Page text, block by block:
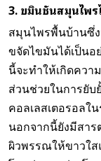
3.ขมิ้นชันสมุนไพร
สมุนไพรพื้นบ้านซึ่ง
ขจัดไขมันได้เป็นอ
นี้จะทำให้เกิดควา
ส่วนช่วยในการยับ
คอลเลสเตอรอลใ
นอกจากนี้ยังมีสา
ผิวพรรณให้ขาวใ